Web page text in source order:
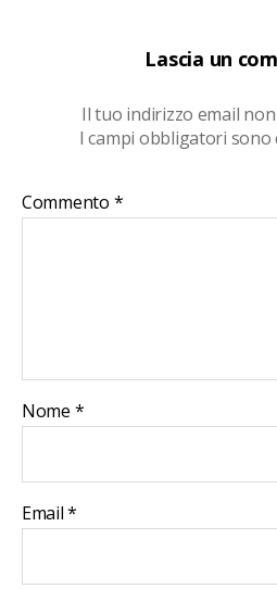
Lascia un
Il tuo indirizzo email
I campi obbligatori
Commento *
Nome *
Email*